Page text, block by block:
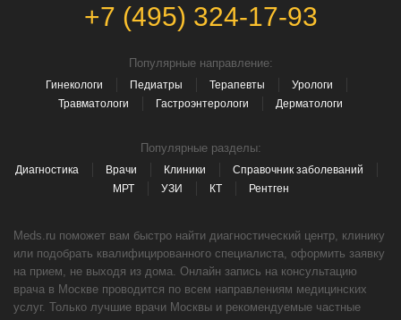
+7 (495) 324-17-93
Популярные направление:
Гинекологи Педиатры Терапевты
Урологи
Травматологи
Гастроэнтерологи Дерматологи
Популярные разделы:
Диагностика Врачи Клиники
Справочник заболеваний
МРТ
УЗИ КТ Рентген
Meds.ru поможет вам быстро найти диагностический центр, клинику
или подобрать квалифицированного специалиста, оформить заявку
на прием, не выходя из дома. Онлайн запись на консультацию
врача в Москве проводится по всем направлениям медицинских
услуг. Только лучшие врачи Москвы и рекомендуемые частные